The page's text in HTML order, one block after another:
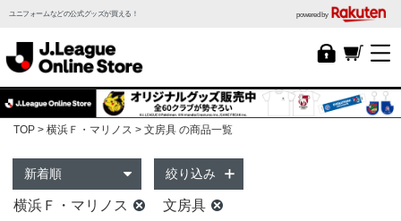
ユニフォームなどの公式グッズが買える！ powered by
TOP 横浜Ｆ・マリノス 文房具 の商品一覧
絞り込み
横浜Ｆ・マリノス 文房具